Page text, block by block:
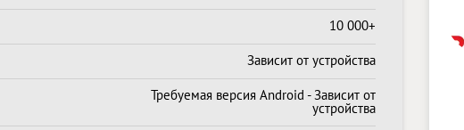
10 000+
Зависит от устройства
Требуемая версия Android - Зависит от
устройства